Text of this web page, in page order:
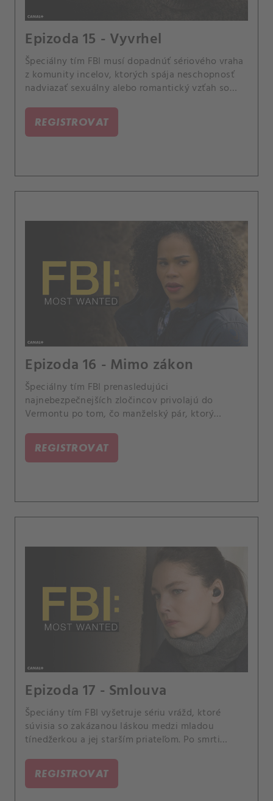
Epizoda 15 - Vyvrhel
Špeciálny tím FBI musí dopadnúť sériového vraha
z komunity incelov, ktorých spája neschopnosť
nadviazať sexuálny alebo romantický vzťah so
pomstiť sa ženám, ktoré ich odmietajú.
REGISTROVAT
Epizoda 16 - Mimo zákon
Špeciálny tím FBI prenasledujúci
najnebezpečnejších zločincov privolajú do
Vermontu po tom, čo manželský pár, ktorý
zamestnancov. Agentka Sheryll Barnesová začína
ľutovať, že si nevzala voľno, aby sa mohla venovať
svojmu novému dieťaťu a čo najskôr sa s ním
REGISTROVAT
Epizoda 17 - Smlouva
Špeciány tím FBI vyšetruje sériu vrážd, ktoré
súvisia so zakázanou láskou medzi mladou
tínedžerkou a jej starším priateľom. Po smrti
nový šéf, dozorujúci špeciálny agent Remy Scott.
REGISTROVAT